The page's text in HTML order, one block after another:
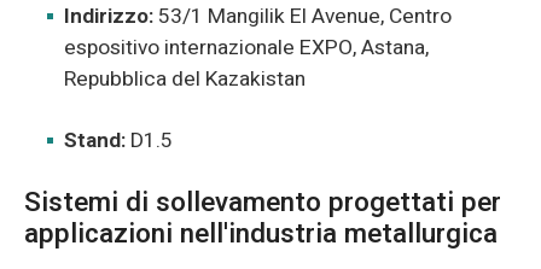
Indirizzo: 53/1 Mangilik El Avenue, Centro
espositivo internazionale EXPO, Astana,
Repubblica del Kazakistan
Stand: D1.5
Sistemi di sollevamento progettati per
applicazioni nell'industria metallurgica